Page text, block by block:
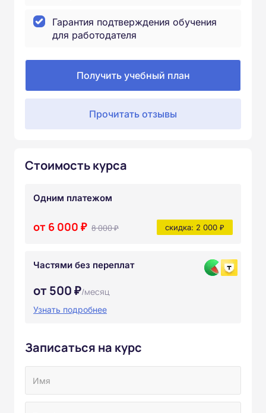
Гарантия подтверждения обучения
для работодателя
Получить учебный план
Прочитать отзывы
Стоимость курса
Одним платежом
от 6 000 ₽ 8 000 ₽ скидка: 2 000 ₽
Частями без переплат
от 500 ₽/месяц
Узнать подробнее
Записаться на курс